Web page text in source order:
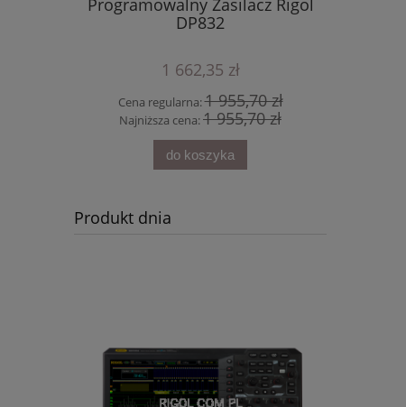
Programowalny Zasilacz Rigol
DP832
1 662,35 zł
Cena regularna:1 955,70 zł
Najniższa cena:1 955,70 zł
do koszyka
Produkt dnia